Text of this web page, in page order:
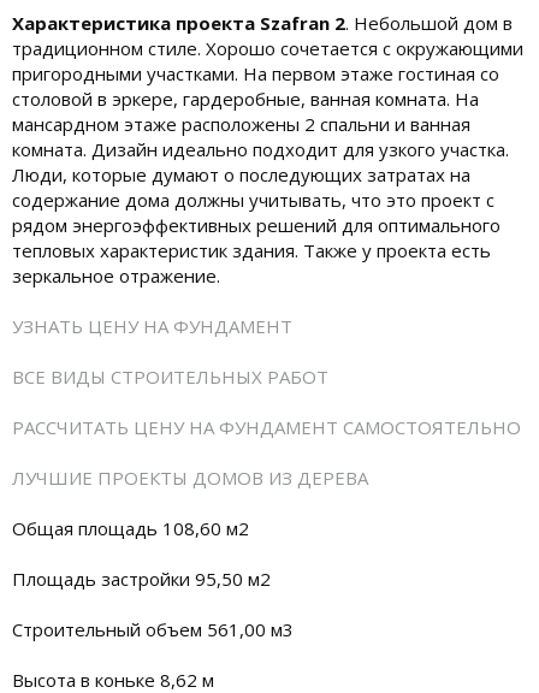
Характеристика проекта Szafran 2. Небольшой дом в
традиционном стиле. Хорошо сочетается с окружающими
пригородными участками. На первом этаже гостиная со
столовой в эркере, гардеробные, ванная комната. На
мансардном этаже расположены 2 спальни и ванная
комната. Дизайн идеально подходит для узкого участка.
Люди, которые думают о последующих затратах на
содержание дома должны учитывать, что это проект с
рядом энергоэффективных решений для оптимального
тепловых характеристик здания. Также у проекта есть
зеркальное отражение.
УЗНАТЬ ЦЕНУ НА ФУНДАМЕНТ
ВСЕ ВИДЫ СТРОИТЕЛЬНЫХ РАБОТ
РАССЧИТАТЬ ЦЕНУ НА ФУНДАМЕНТ САМОСТОЯТЕЛЬНО
ЛУЧШИЕ ПРОЕКТЫ ДОМОВ ИЗ ДЕРЕВА
Общая площадь 108,60 м2
Площадь застройки 95,50 м2
Строительный объем 561,00 м3
Высота в коньке 8,62 м